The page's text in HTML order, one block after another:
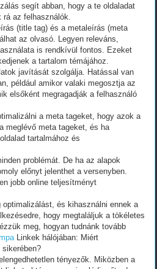
segít abban, hogy a te oldaladat
az felhasználók.
(title tag) és a metaleírás (meta
az olvasó. Legyen releváns,
is rendkívül fontos. Ezeket
a tartalom témájához.
javítását szolgálja. Hatással van
például amikor valaki megosztja az
elsőként megragadják a felhasználó
a meta tageket, hogy azok a
meglévő meta tageket, és ha
tartalmához és
problémát. De ha az alapok
előnyt jelenthet a versenyben.
jobb online teljesítményt
és kihasználni ennek a
hogy megtaláljuk a tökéletes
meg, hogyan tudnánk tovább
Linkek hálójában: Miért
tényezők. Miközben a